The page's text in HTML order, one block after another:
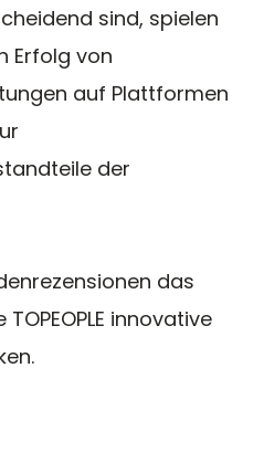
sind, spielen
Erfolg von
auf Plattformen
der
das
innovative